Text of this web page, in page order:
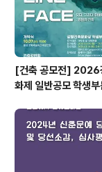
[건축 공모전] 2026
화제 일반공모 학생